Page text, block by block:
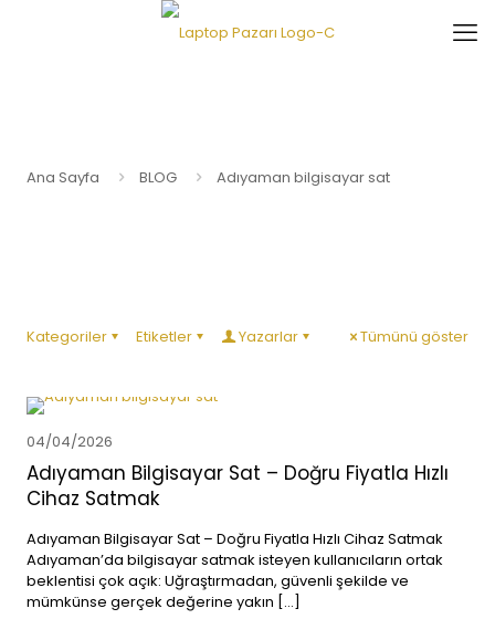
Ana Sayfa BLOG Adıyaman bilgisayar sat
Kategoriler Etiketler Yazarlar Tümünü göster
04/04/2026
Adıyaman Bilgisayar Sat – Doğru Fiyatla Hızlı
Cihaz Satmak
Adıyaman Bilgisayar Sat – Doğru Fiyatla Hızlı Cihaz Satmak
Adıyaman’da bilgisayar satmak isteyen kullanıcıların ortak
beklentisi çok açık: Uğraştırmadan, güvenli şekilde ve
mümkünse gerçek değerine yakın […]